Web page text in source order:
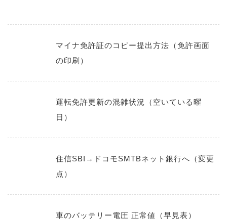
マイナ免許証のコピー提出方法（免許画面
の印刷）
運転免許更新の混雑状況（空いている曜
日）
住信SBI→ドコモSMTBネット銀行へ（変更
点）
車のバッテリー電圧 正常値（早見表）